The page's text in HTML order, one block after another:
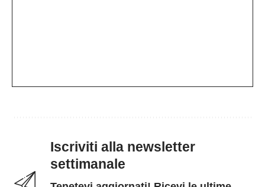
Iscriviti alla newsletter
settimanale